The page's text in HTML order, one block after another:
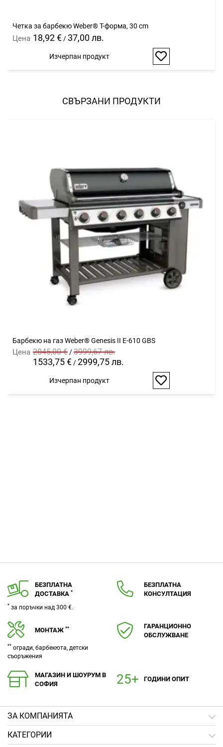
Четка за барбекю Weber® Т-форма, 30 cm
Цена 18,92 €/ 37,00 лв.
Изчерпан продукт
Добави
СВЪРЗАНИ ПРОДУКТИ
Барбекю на газ Weber® Genesis II E-610 GBS
Цена 2045,00 €/3999,67 лв.
1533,75 €/2999,75 лв.
Изчерпан продукт
Добави
БЕЗПЛАТНА
ДОСТАВКА *
* за поръчки над 300 €.
БЕЗПЛАТНА
КОНСУЛТАЦИЯ
МОНТАЖ **
** огради, барбекюта, детски
съоръжения
ГАРАНЦИОННО
ОБСЛУЖВАНЕ
МАГАЗИН И ШОУРУМ В
СОФИЯ
ГОДИНИ ОПИТ
ЗA КОМПАНИЯТА
КАТЕГОРИИ